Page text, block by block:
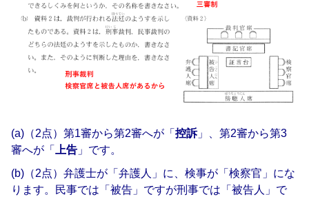
(a)（2点）第1審から第2審へが「控訴」、第2審から第3
審へが「 上告 」です。
(b)（2点）弁護士が「弁護人」に、検事が「検察官」にな
ります。民事では「被告」ですが刑事では「被告人」で